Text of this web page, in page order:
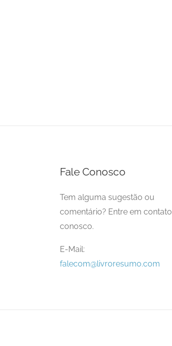
Fale Conosco
Tem alguma sugestão ou
comentário? Entre em contato
conosco.
E-Mail:
falecom@livroresumo.com